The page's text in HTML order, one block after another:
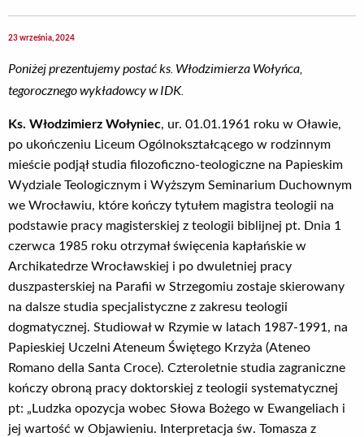
23 września, 2024
Poniżej prezentujemy postać ks. Włodzimierza Wołyńca,
tegorocznego wykładowcy w IDK.
Ks. Włodzimierz Wołyniec, ur. 01.01.1961 roku w Oławie,
po ukończeniu Liceum Ogólnokształcącego w rodzinnym
mieście podjął studia filozoficzno-teologiczne na Papieskim
Wydziale Teologicznym i Wyższym Seminarium Duchownym
we Wrocławiu, które kończy tytułem magistra teologii na
podstawie pracy magisterskiej z teologii biblijnej pt. Dnia 1
czerwca 1985 roku otrzymał święcenia kapłańskie w
Archikatedrze Wrocławskiej i po dwuletniej pracy
duszpasterskiej na Parafii w Strzegomiu zostaje skierowany
na dalsze studia specjalistyczne z zakresu teologii
dogmatycznej. Studiował w Rzymie w latach 1987-1991, na
Papieskiej Uczelni Ateneum Świętego Krzyża (Ateneo
Romano della Santa Croce). Czteroletnie studia zagraniczne
kończy obroną pracy doktorskiej z teologii systematycznej
pt: „Ludzka opozycja wobec Słowa Bożego w Ewangeliach i
jej wartość w Objawieniu. Interpretacja św. Tomasza z